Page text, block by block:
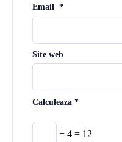
Email *
Site web
Calculeaza *
+ 4 = 12